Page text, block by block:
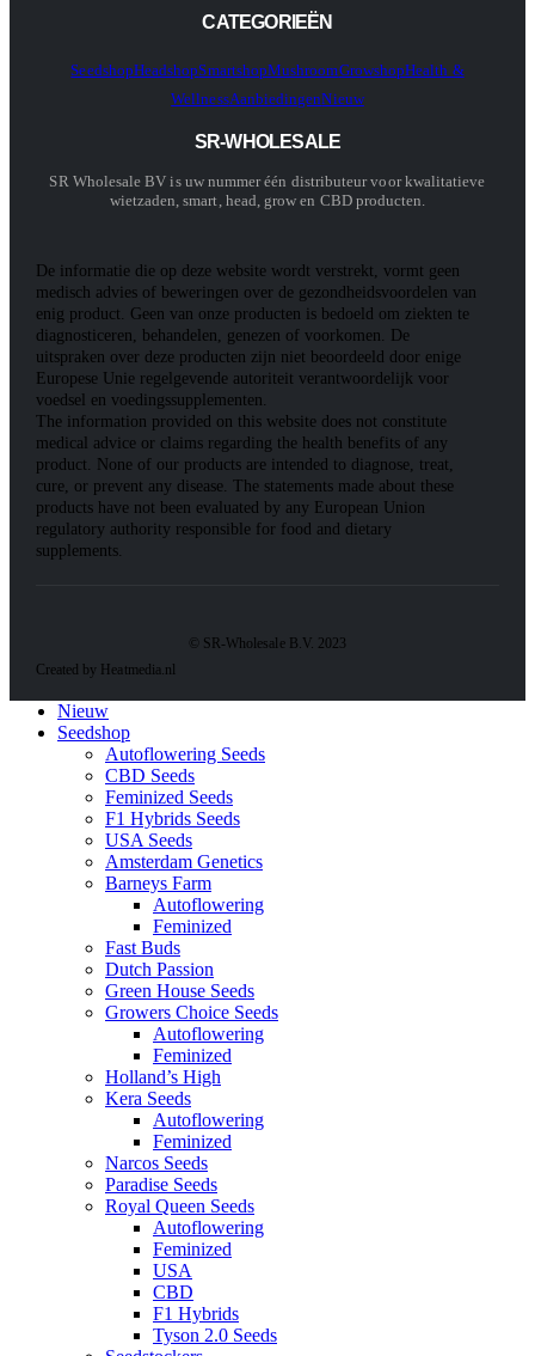
CATEGORIEËN
SeedshopHeadshopSmartshopMushroomGrowshopHealth &
WellnessAanbiedingenNieuw
SR-WHOLESALE
SR Wholesale BV is uw nummer één distributeur voor kwalitatieve
wietzaden, smart, head, grow en CBD producten.
De informatie die op deze website wordt verstrekt, vormt geen
medisch advies of beweringen over de gezondheidsvoordelen van
enig product. Geen van onze producten is bedoeld om ziekten te
diagnosticeren, behandelen, genezen of voorkomen. De
uitspraken over deze producten zijn niet beoordeeld door enige
Europese Unie regelgevende autoriteit verantwoordelijk voor
voedsel en voedingssupplementen.
The information provided on this website does not constitute
medical advice or claims regarding the health benefits of any
product. None of our products are intended to diagnose, treat,
cure, or prevent any disease. The statements made about these
products have not been evaluated by any European Union
regulatory authority responsible for food and dietary
supplements.
© SR-Wholesale B.V. 2023
Created by Heatmedia.nl
Nieuw
Seedshop
Autoflowering Seeds
CBD Seeds
Feminized Seeds
F1 Hybrids Seeds
USA Seeds
Amsterdam Genetics
Barneys Farm
Autoflowering
Feminized
Fast Buds
Dutch Passion
Green House Seeds
Growers Choice Seeds
Autoflowering
Feminized
Holland’s High
Kera Seeds
Autoflowering
Feminized
Narcos Seeds
Paradise Seeds
Royal Queen Seeds
Autoflowering
Feminized
USA
CBD
F1 Hybrids
Tyson 2.0 Seeds